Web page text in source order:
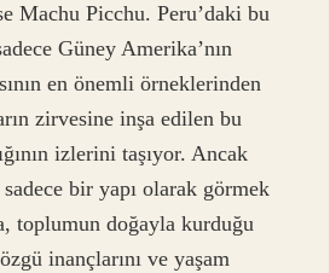
Machu Picchu. Peru’daki bu
Güney Amerika’nın
en önemli örneklerinden
zirvesine inşa edilen bu
izlerini taşıyor. Ancak
bir yapı olarak görmek
toplumun doğayla kurduğu
inançlarını ve yaşam